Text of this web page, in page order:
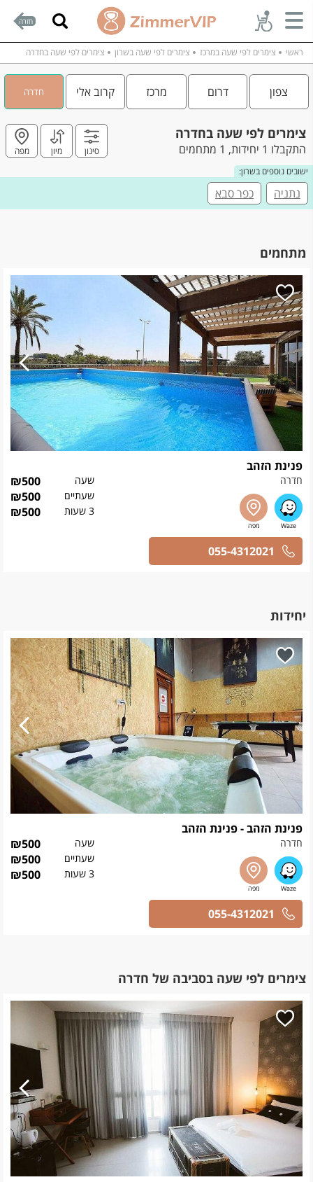
חזרה
ראשי צימרים לפי שעה במרכז צימרים לפי שעה בשרון צימרים לפי שעה בחדרה
צפון דרום מרכז קרוב אלי חדרה
צימרים לפי שעה בחדרה
התקבלו 1 יחידות, 1 מתחמים סינון מיון
מפה
ישובים נוספים בשרון:
נתניה כפר סבא
מתחמים
פנינת הזהב
חדרה שעה ₪500
שעתיים ₪500
3 שעות ₪500
055-4312021
יחידות
פנינת הזהב - פנינת הזהב
חדרה שעה ₪500
שעתיים ₪500
3 שעות ₪500
055-4312021
צימרים לפי שעה בסביבה של חדרה